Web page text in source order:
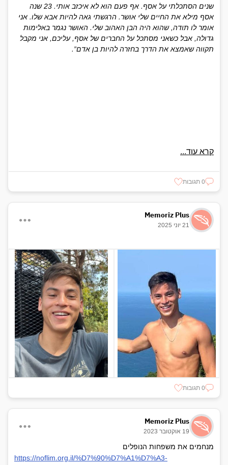
שנים הסתכלתי על אסף. אף פעם הוא לא איכזב אותי. 23 שנה
אסף מילא את החיים שלי אושר. הרגשתי גאה להיות אבא שלו. אני
אומר לו תודה, שהוא היה הבן האהוב שלי. האושר נגמר באלימות
גדולה, אבל כשאני מסתכל על החברים של אסף, עליכם, אני מקבל
תקווה שאמצא את הדרך בחזרה להיות בן אדם”.
קרא עוד...
0 תגובות
Memoriz Plus
21 יוני 2025
0 תגובות
Memoriz Plus
19 אוקטובר 2023
מנחמים את משפחות הנופלים
https://noflim.org.il/%D7%90%D7%A1%D7%A3-